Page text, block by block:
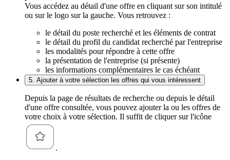
Vous accédez au détail d'une offre en cliquant sur son intitulé
ou sur le logo sur la gauche. Vous retrouvez :
le détail du poste recherché et les éléments de contrat
le détail du profil du candidat recherché par l'entreprise
les modalités pour répondre à cette offre
la présentation de l'entreprise (si présente)
les informations complémentaires le cas échéant
5. Ajouter à votre sélection les offres qui vous intéressent
Depuis la page de résultats de recherche ou depuis le détail
d'une offre consultée, vous pouvez ajouter la ou les offres de
votre choix à votre sélection. Il suffit de cliquer sur l'icône
.